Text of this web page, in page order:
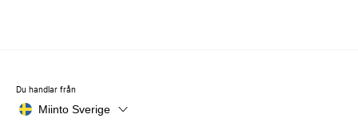
Du handlar från
Miinto Sverige